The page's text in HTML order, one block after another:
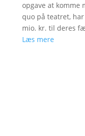
opgave at komme
quo på teatret,
mio. kr. til deres
Læs mere